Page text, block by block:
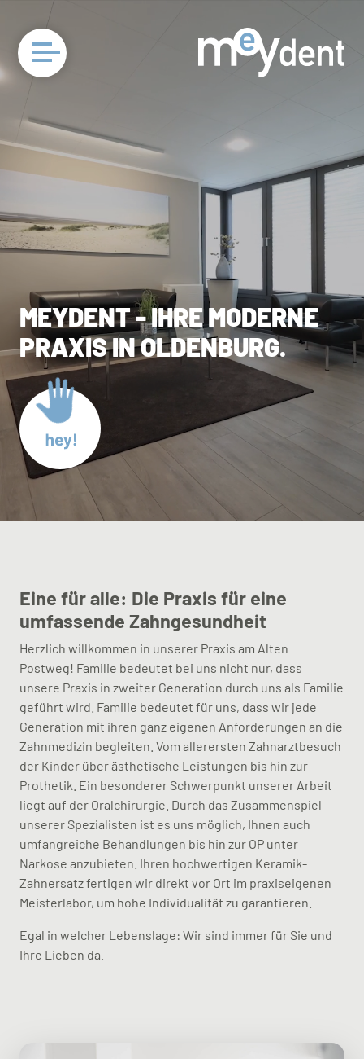
MEYDENT-IHREMODERNE
PRAXISINOLDENBURG.
Eine für alle: Die Praxis für eine
umfassende Zahngesundheit
Herzlich willkommen in unserer Praxis am Alten
Postweg! Familie bedeutet bei uns nicht nur, dass
unsere Praxis in zweiter Generation durch uns als Familie
geführt wird. Familie bedeutet für uns, dass wir jede
Generation mit ihren ganz eigenen Anforderungen an die
Zahnmedizin begleiten. Vom allerersten Zahnarztbesuch
der Kinder über ästhetische Leistungen bis hin zur
Prothetik. Ein besonderer Schwerpunkt unserer Arbeit
liegt auf der Oralchirurgie. Durch das Zusammenspiel
unserer Spezialisten ist es uns möglich, Ihnen auch
umfangreiche Behandlungen bis hin zur OP unter
Narkose anzubieten. Ihren hochwertigen Keramik-
Zahnersatz fertigen wir direkt vor Ort im praxiseigenen
Meisterlabor, um hohe Individualität zu garantieren.
Egal in welcher Lebenslage: Wir sind immer für Sie und
Ihre Lieben da.